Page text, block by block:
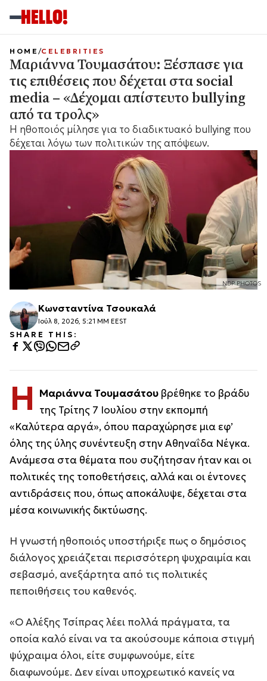
NDP PHOTOS
HOME CELEBRITIES
Μαριάννα Τουμασάτου: Ξέσπασε για
τις επιθέσεις που δέχεται στα social
media – «Δέχομαι απίστευτο bullying
από τα τρολς»
Η ηθοποιός μίλησε για το διαδικτυακό bullying που
δέχεται λόγω των πολιτικών της απόψεων.
Κωνσταντίνα Τσουκαλά
Ιούλ 8, 2026, 5:21 ΜΜ EEST
SHARE THIS:
Η Μαριάννα Τουμασάτουβρέθηκε το βράδυ
της Τρίτης 7 Ιουλίου στην εκπομπή
«Καλύτερα αργά», όπου παραχώρησε μια εφ’
όλης της ύλης συνέντευξη στην Αθηναΐδα Νέγκα.
Ανάμεσα στα θέματα που συζήτησαν ήταν και οι
πολιτικές της τοποθετήσεις, αλλά και οι έντονες
αντιδράσεις που, όπως αποκάλυψε, δέχεται στα
μέσα κοινωνικής δικτύωσης.
Η γνωστή ηθοποιός υποστήριξε πως ο δημόσιος
διάλογος χρειάζεται περισσότερη ψυχραιμία και
σεβασμό, ανεξάρτητα από τις πολιτικές
πεποιθήσεις του καθενός.
«Ο Αλέξης Τσίπρας λέει πολλά πράγματα, τα
οποία καλό είναι να τα ακούσουμε κάποια στιγμή
ψύχραιμα όλοι, είτε συμφωνούμε, είτε
διαφωνούμε. Δεν είναι υποχρεωτικό κανείς να